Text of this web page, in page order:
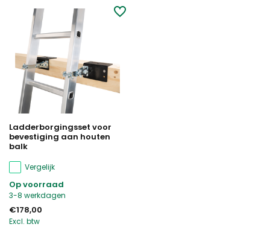
Ladderborgingsset voor
bevestiging aan houten
balk
Vergelijk
Op voorraad
3-8 werkdagen
€178,00
Excl. btw